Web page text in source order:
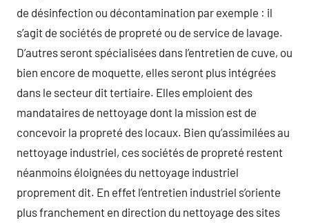
de désinfection ou décontamination par exemple : il
s’agit de sociétés de propreté ou de service de lavage.
D’autres seront spécialisées dans l’entretien de cuve, ou
bien encore de moquette, elles seront plus intégrées
dans le secteur dit tertiaire. Elles emploient des
mandataires de nettoyage dont la mission est de
concevoir la propreté des locaux. Bien qu’assimilées au
nettoyage industriel, ces sociétés de propreté restent
néanmoins éloignées du nettoyage industriel
proprement dit. En effet l’entretien industriel s’oriente
plus franchement en direction du nettoyage des sites